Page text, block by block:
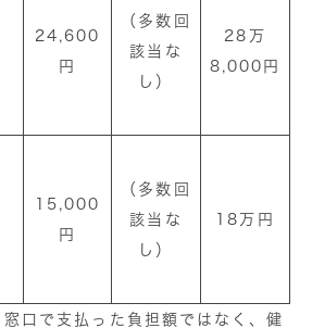
24,600
円
（多数回
該当な
し）
28万
8,000円
15,000
円
（多数回
該当な
し）
18万円
口で支払った負担額ではなく、健